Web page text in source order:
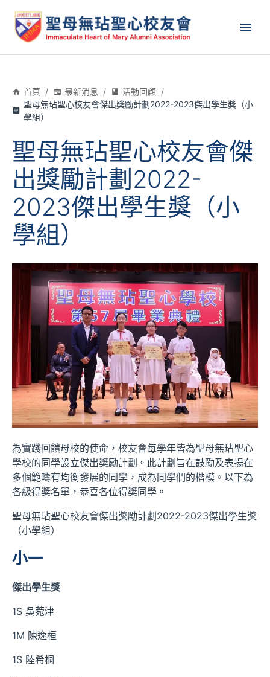
首頁 / 最新消息 / 活動回顧 /
聖母無玷聖心校友會傑出獎勵計劃2022-2023傑出學生獎（小
學組）
聖母無玷聖心校友會傑
出獎勵計劃2022-
2023傑出學生獎（小
學組）
為實踐回饋母校的使命，校友會每學年皆為聖母無玷聖心
學校的同學設立傑出獎勵計劃。此計劃旨在鼓勵及表揚在
多個範疇有均衡發展的同學，成為同學們的楷模。以下為
各級得獎名單，恭喜各位得獎同學。
聖母無玷聖心校友會傑出獎勵計劃2022-2023傑出學生獎
（小學組）
小一
傑出學生獎
1S 吳菀津
1M 陳逸桓
1S 陸希桐